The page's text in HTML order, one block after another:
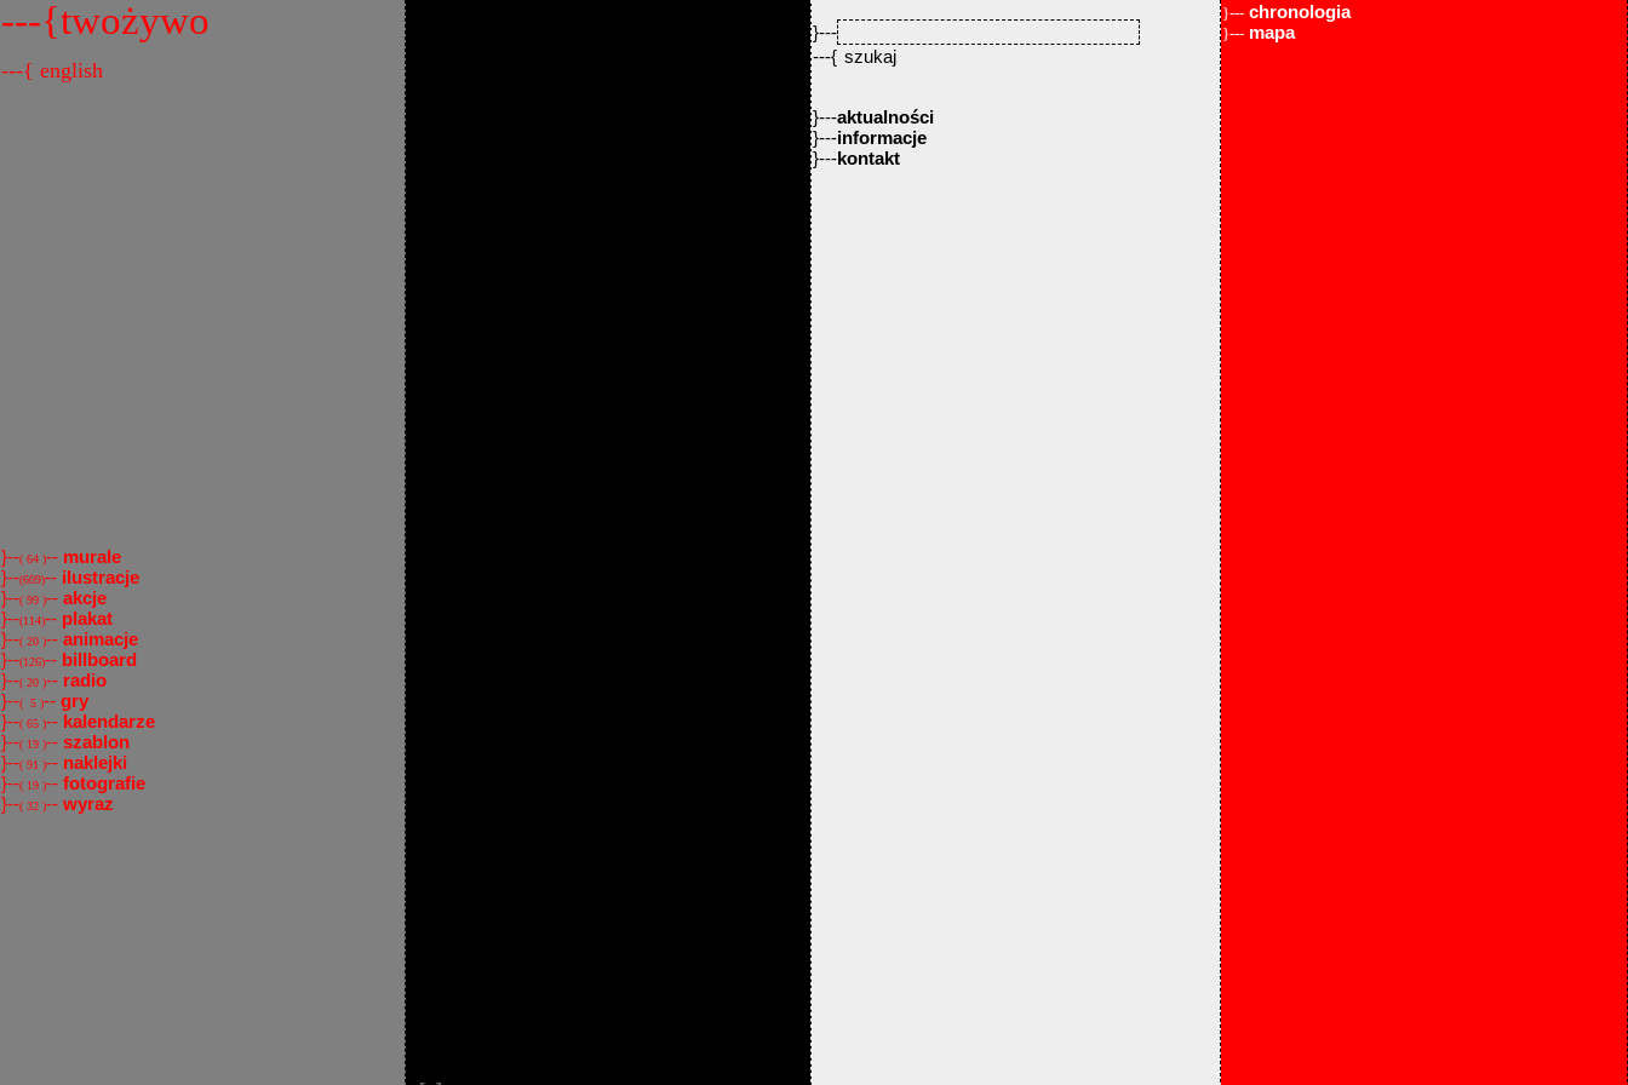
---{twożywo
---{ english
}--( 64 )-- murale
}--(609)-- ilustracje
}--( 99 )-- akcje
}--(114)-- plakat
}--( 20 )-- animacje
}--(126)-- billboard
}--( 20 )-- radio
}--( 5 )-- gry
}--( 65 )-- kalendarze
}--( 19 )-- szablon
}--( 91 )-- naklejki
}--( 19 )-- fotografie
}--( 32 )-- wyraz
}---
---{
}---aktualności
}---informacje
}---kontakt
}--- chronologia
}--- mapa